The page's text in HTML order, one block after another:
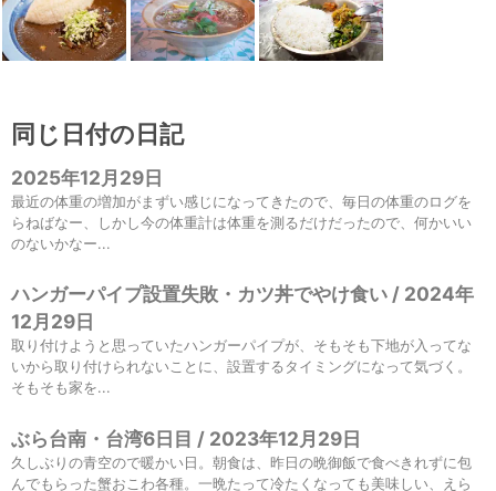
同じ日付の日記
2025年12月29日
最近の体重の増加がまずい感じになってきたので、毎日の体重のログを
らねばなー、しかし今の体重計は体重を測るだけだったので、何かいい
のないかなー...
ハンガーパイプ設置失敗・カツ丼でやけ食い / 2024年
12月29日
取り付けようと思っていたハンガーパイプが、そもそも下地が入ってな
いから取り付けられないことに、設置するタイミングになって気づく。
そもそも家を...
ぶら台南・台湾6日目 / 2023年12月29日
久しぶりの青空ので暖かい日。朝食は、昨日の晩御飯で食べきれずに包
んでもらった蟹おこわ各種。一晩たって冷たくなっても美味しい、えら